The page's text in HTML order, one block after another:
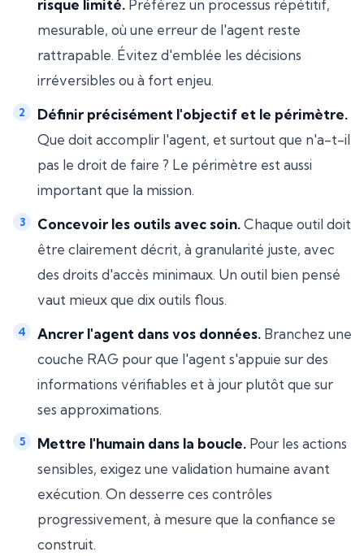
risque limité. Préférez un processus répétitif,
mesurable, où une erreur de l'agent reste
rattrapable. Évitez d'emblée les décisions
irréversibles ou à fort enjeu.
Définir précisément l'objectif et le périmètre.
Que doit accomplir l'agent, et surtout que n'a-t-il
pas le droit de faire ? Le périmètre est aussi
important que la mission.
Concevoir les outils avec soin.Chaque outil doit
être clairement décrit, à granularité juste, avec
des droits d'accès minimaux. Un outil bien pensé
vaut mieux que dix outils flous.
Ancrer l'agent dans vos données. Branchez une
couche RAG pour que l'agent s'appuie sur des
informations vérifiables et à jour plutôt que sur
ses approximations.
Mettre l'humain dans la boucle. Pour les actions
sensibles, exigez une validation humaine avant
exécution. On desserre ces contrôles
progressivement, à mesure que la confiance se
construit.